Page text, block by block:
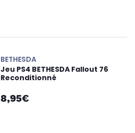
BETHESDA
Jeu PS4 BETHESDA Fallout 76
Reconditionné
8,95€